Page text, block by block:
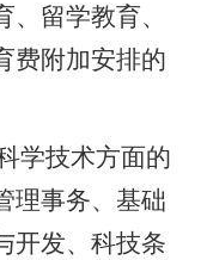
留学教育、
费附加安排的
学技术方面的
理事务、基础
开发、科技条